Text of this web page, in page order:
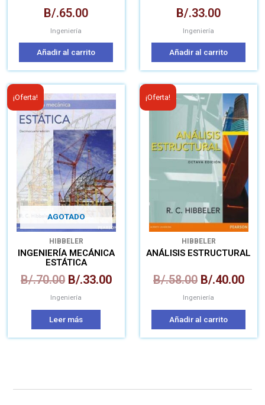
B/.65.00
Ingeniería
Añadir al carrito
B/.33.00
Ingeniería
Añadir al carrito
¡Oferta!
AGOTADO
HIBBELER
INGENIERÍA MECÁNICA
ESTÁTICA
B/.70.00
El
precio
original
era:
B/.70.00.
B/.33.00
El
precio
actual
es:
B/.33.00.
Ingeniería
Leer más
¡Oferta!
HIBBELER
ANÁLISIS ESTRUCTURAL
B/.58.00
El
precio
original
era:
B/.58.00.
B/.40.00
El
es:
Ingeniería
Añadir al carrito